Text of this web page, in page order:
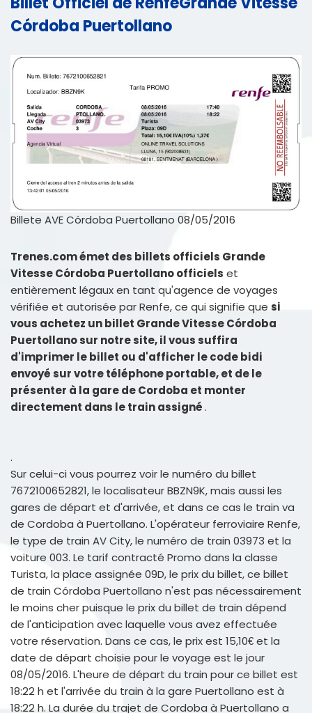
Córdoba Puertollano
Billete AVE Córdoba Puertollano 08/05/2016
Trenes.com émet des billets officiels Grande
Vitesse Córdoba Puertollano officiels et
entièrement légaux en tant qu'agence de voyages
vérifiée et autorisée par Renfe, ce qui signifie que si
vous achetez un billet Grande Vitesse Córdoba
Puertollano sur notre site, il vous suffira
d'imprimer le billet ou d'afficher le code bidi
envoyé sur votre téléphone portable, et de le
présenter à la gare de Cordoba et monter
directement dans le train assigné.
.
Sur celui-ci vous pourrez voir le numéro du billet
7672100652821, le localisateur BBZN9K, mais aussi les
gares de départ et d'arrivée, et dans ce cas le train va
de Cordoba à Puertollano. L'opérateur ferroviaire Renfe,
le type de train AV City, le numéro de train 03973 et la
voiture 003. Le tarif contracté Promo dans la classe
Turista, la place assignée 09D, le prix du billet, ce billet
de train Córdoba Puertollano n'est pas nécessairement
le moins cher puisque le prix du billet de train dépend
de l'anticipation avec laquelle vous avez effectuée
votre réservation. Dans ce cas, le prix est 15,10€ et la
date de départ choisie pour le voyage est le jour
08/05/2016. L'heure de départ du train pour ce billet est
18:22 h et l'arrivée du train à la gare Puertollano est à
18:22 h. La durée du trajet de Cordoba à Puertollano a